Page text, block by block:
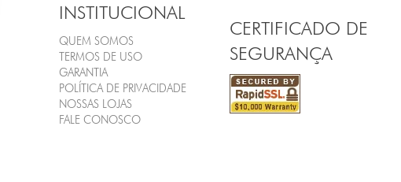
INSTITUCIONAL
QUEM SOMOS
TERMOS DE USO
GARANTIA
POLÍTICA DE PRIVACIDADE
NOSSAS LOJAS
FALE CONOSCO
CERTIFICADO DE
SEGURANÇA